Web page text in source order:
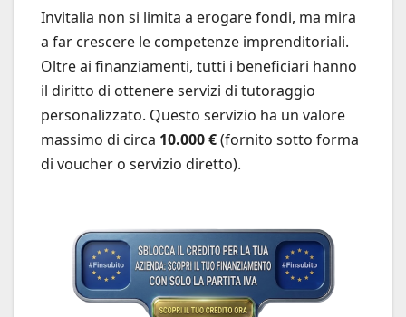
Invitalia non si limita a erogare fondi, ma mira
a far crescere le competenze imprenditoriali.
Oltre ai finanziamenti, tutti i beneficiari hanno
il diritto di ottenere servizi di tutoraggio
personalizzato. Questo servizio ha un valore
massimo di circa 10.000 €(fornito sotto forma
di voucher o servizio diretto).